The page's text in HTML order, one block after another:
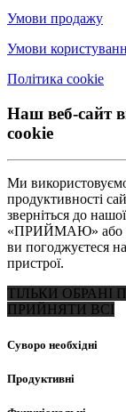
Умови продажу
Умови
Політика cookie
Наш веб-сайт
cookie
Ми
продуктивності
зверніться до нашої
«ПРИЙМАЮ» або
ви погоджуєтеся
пристрої.
ТІЛЬКИ ОБРАНІ
ПРИЙНЯТИ ВСІ
Суворо необхідні
Продуктивні